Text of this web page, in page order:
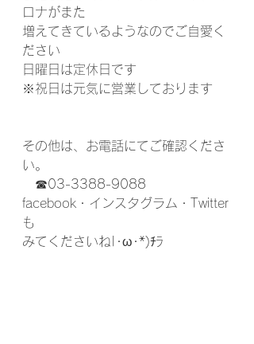
ロナがまた
増えてきているようなのでご自愛く
ださい
日曜日は定休日です
※祝日は元気に営業しております
その他は、お電話にてご確認くださ
い。
☎03-3388-9088
facebook・インスタグラム・Twitter
も
みてくださいね|･ω･*)ﾁﾗ